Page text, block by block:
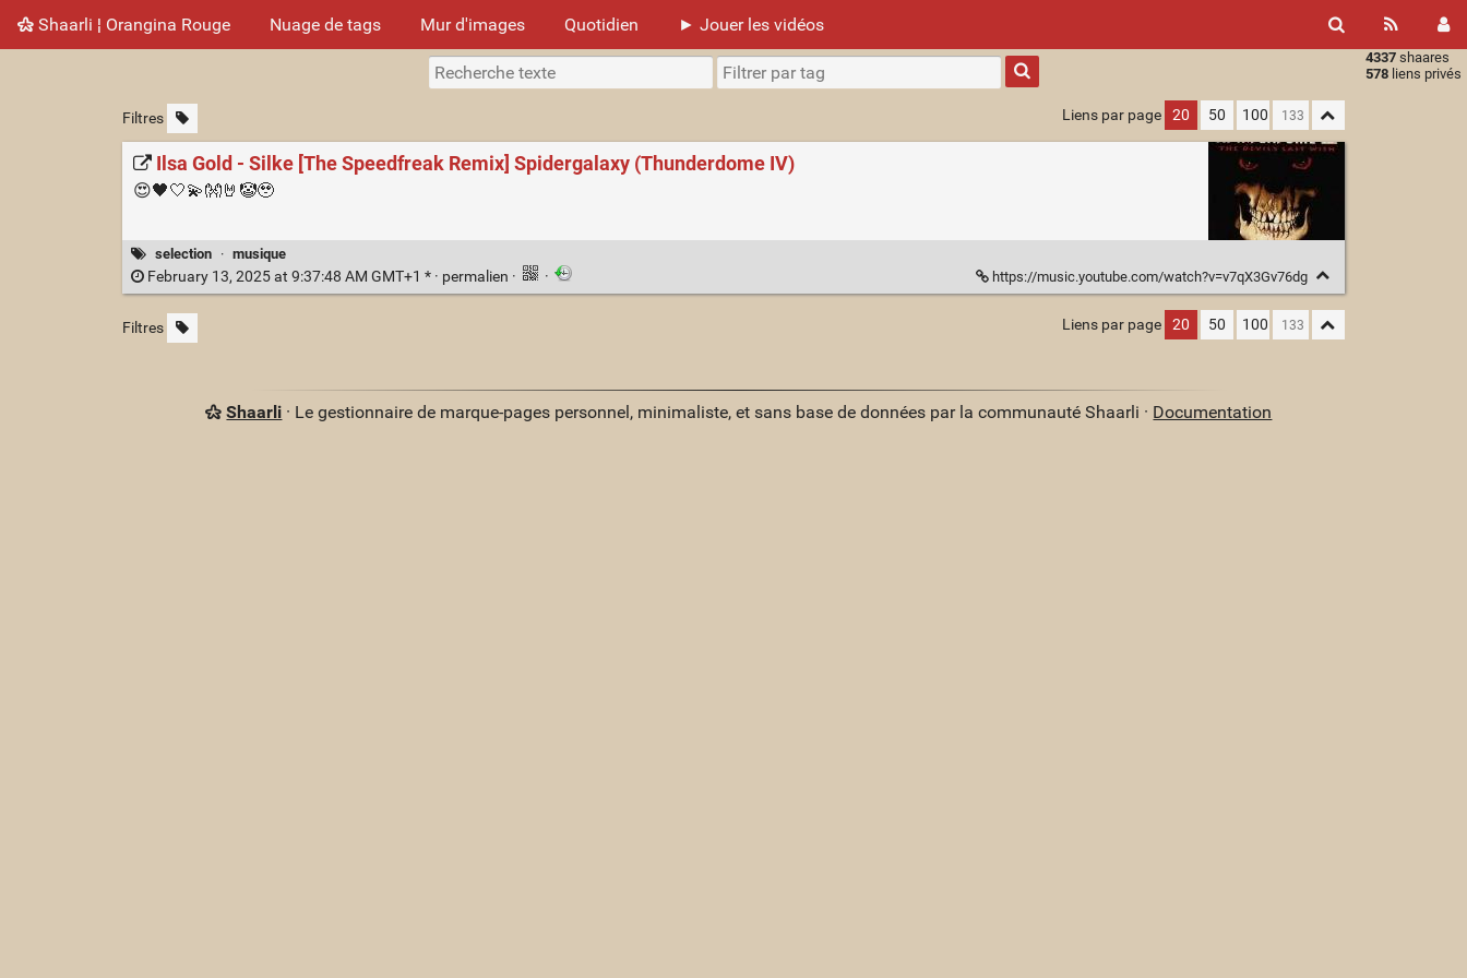
Shaarli ¦ Orangina Rouge Nuage de tags Mur d'images Quotidien ► Jouer les vidéos
4337 shaares
578 liens privés
Type 1 or
more
characters
results.
Filtres Liens par page 20 50 100
Ilsa Gold - Silke [The Speedfreak Remix] Spidergalaxy (Thunderdome IV)
😍🖤🤍💫👐🤘🤡🥹
selection · musique
February 13, 2025 at 9:37:48 AM GMT+1 * · permalien · · https://music.youtube.com/watch?v=v7qX3Gv76dg
Filtres Liens par page 20 50 100
Shaarli · Le gestionnaire de marque-pages personnel, minimaliste, et sans base de données par la communauté Shaarli · Documentation